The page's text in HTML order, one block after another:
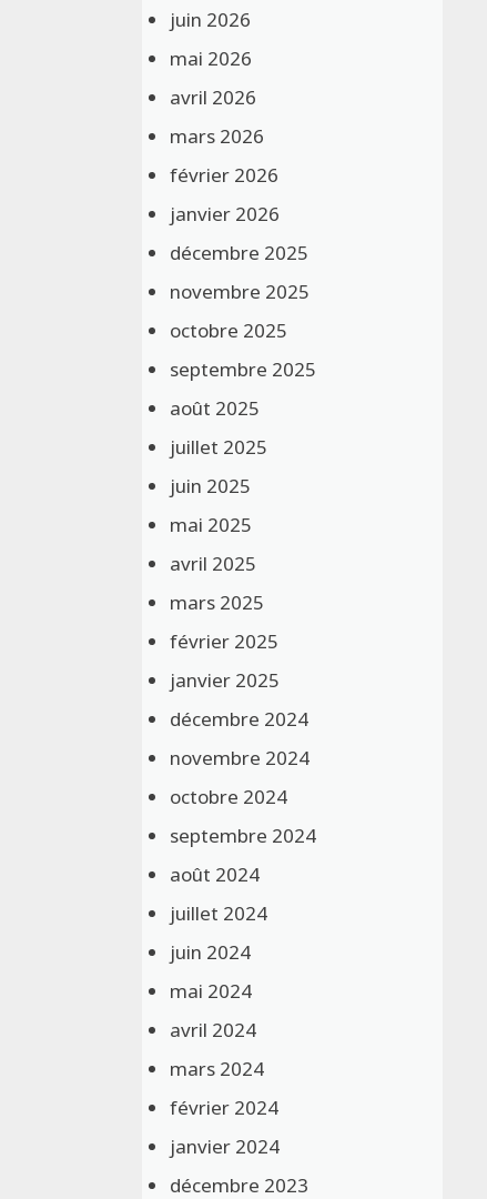
juin 2026
mai 2026
avril 2026
mars 2026
février 2026
janvier 2026
décembre 2025
novembre 2025
octobre 2025
septembre 2025
août 2025
juillet 2025
juin 2025
mai 2025
avril 2025
mars 2025
février 2025
janvier 2025
décembre 2024
novembre 2024
octobre 2024
septembre 2024
août 2024
juillet 2024
juin 2024
mai 2024
avril 2024
mars 2024
février 2024
janvier 2024
décembre 2023